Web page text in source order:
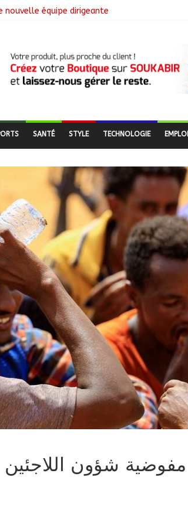
nouvelle équipe dirigeante
de dépôt des demandes de cartes d’adhésion
au marché moderne
SANTÉ STYLE TECHNOLOGIE EMPLOI